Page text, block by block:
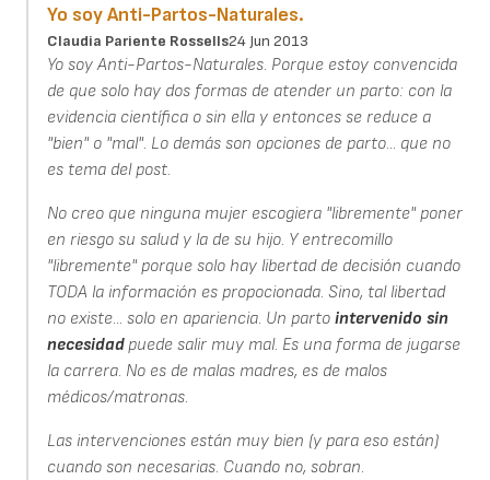
Yo soy Anti-Partos-Naturales.
Claudia Pariente Rossells24 Jun 2013
Yo soy Anti-Partos-Naturales. Porque estoy convencida
de que solo hay dos formas de atender un parto: con la
evidencia científica o sin ella y entonces se reduce a
"bien" o "mal". Lo demás son opciones de parto... que no
es tema del post.
No creo que ninguna mujer escogiera "libremente" poner
en riesgo su salud y la de su hijo. Y entrecomillo
"libremente" porque solo hay libertad de decisión cuando
TODA la información es propocionada. Sino, tal libertad
no existe... solo en apariencia. Un parto intervenido sin
necesidadpuede salir muy mal. Es una forma de jugarse
la carrera. No es de malas madres, es de malos
médicos/matronas.
Las intervenciones están muy bien (y para eso están)
cuando son necesarias. Cuando no, sobran.